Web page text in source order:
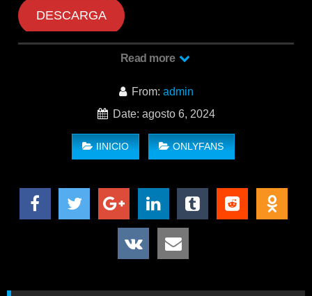
DESCARGA
Diego Luna (kretlanz)
Read more
From: admin
Date: agosto 6, 2024
IINICIO ONLYFANS